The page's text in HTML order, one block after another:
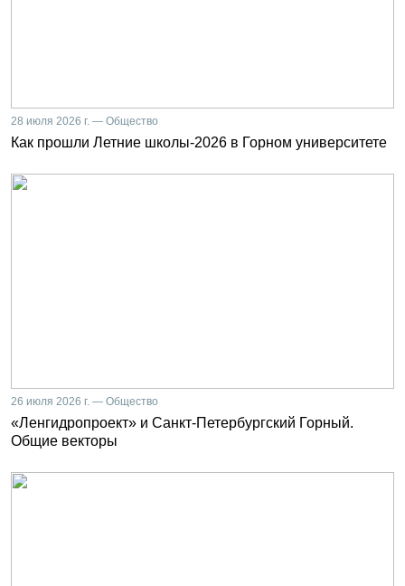
28 июля 2026 г. — Общество
Как прошли Летние школы-2026 в Горном университете
26 июля 2026 г. — Общество
«Ленгидропроект» и Санкт-Петербургский Горный.
Общие векторы